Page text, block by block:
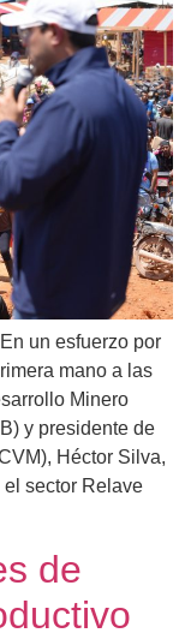
un esfuerzo por
mano a las
Minero
y presidente de
Héctor Silva,
sector Relave
de